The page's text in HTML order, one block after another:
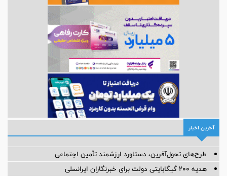
آخرین اخبار
طرح‌های تحول‌آفرین، دستاورد ارزشمند تأمین اجتماعی
هدیه ۲۰۰ گیگابایتی دولت برای خبرنگاران ایرانسلی